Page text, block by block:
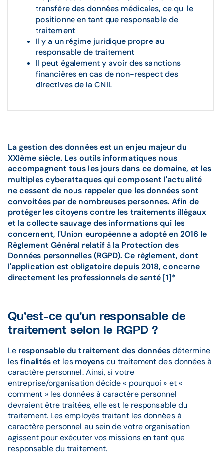
transfère des données médicales, ce qui le
positionne en tant que responsable de
traitement
Il y a un régime juridique propre au
responsable de traitement
Il peut également y avoir des sanctions
financières en cas de non-respect des
directives de la CNIL
La gestion des données est un enjeu majeur du
XXIème siècle. Les outils informatiques nous
accompagnent tous les jours dans ce domaine, et les
multiples cyberattaques qui composent l'actualité
ne cessent de nous rappeler que les données sont
convoitées par de nombreuses personnes. Afin de
protéger les citoyens contre les traitements illégaux
et la collecte sauvage des informations qui les
concernent, l'Union européenne a adopté en 2016 le
Règlement Général relatif à la Protection des
Données personnelles (RGPD). Ce règlement, dont
l'application est obligatoire depuis 2018, concerne
directement les professionnels de santé [1]*
Qu’est-ce qu’un responsable de
traitement selon le RGPD ?
Le responsable du traitement des donnéesdétermine
lesfinalitéset les moyensdu traitement des données à
caractère personnel. Ainsi, si votre
entreprise/organisation décide « pourquoi » et «
comment » les données à caractère personnel
devraient être traitées, elle est le responsable du
traitement. Les employés traitant les données à
caractère personnel au sein de votre organisation
agissent pour exécuter vos missions en tant que
responsable du traitement.